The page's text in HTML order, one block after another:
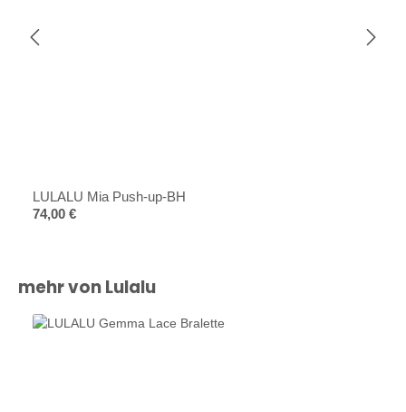
LULALU Mia Push-up-BH
Regulärer Preis:
74,00 €
Produktgalerie überspringen
mehr von Lulalu